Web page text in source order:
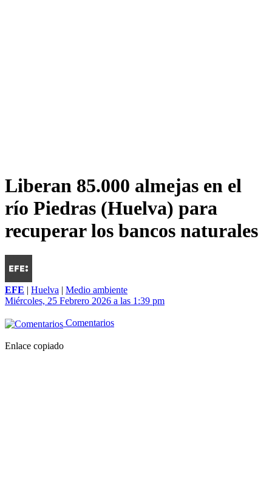
Liberan 85.000 almejas en el
río Piedras (Huelva) para
recuperar los bancos naturales
EFE | Huelva | Medio ambiente
Miércoles, 25 Febrero 2026 a las 1:39 pm
Comentarios
Enlace copiado